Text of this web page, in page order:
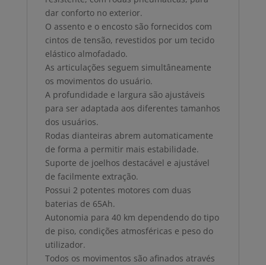
dar conforto no exterior.
O assento e o encosto são fornecidos com
cintos de tensão, revestidos por um tecido
elástico almofadado.
As articulações seguem simultâneamente
os movimentos do usuário.
A profundidade e largura são ajustáveis
para ser adaptada aos diferentes tamanhos
dos usuários.
Rodas dianteiras abrem automaticamente
de forma a permitir mais estabilidade.
Suporte de joelhos destacável e ajustável
de facilmente extração.
Possui 2 potentes motores com duas
baterias de 65Ah.
Autonomia para 40 km dependendo do tipo
de piso, condições atmosféricas e peso do
utilizador.
Todos os movimentos são afinados através